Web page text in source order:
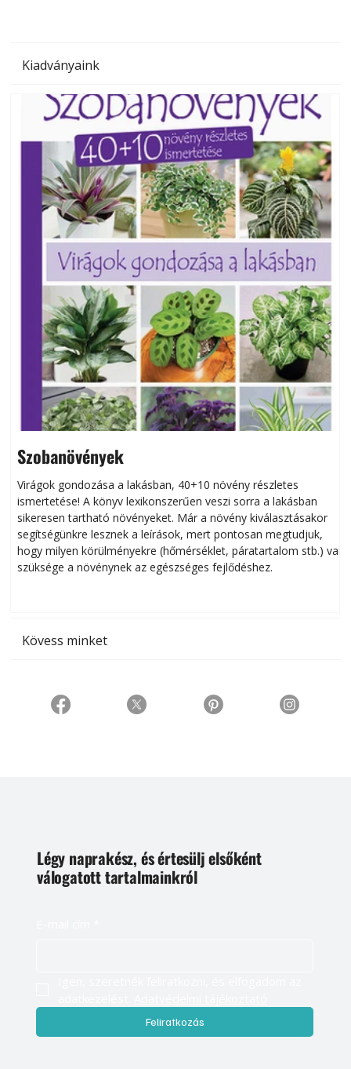
Kiadványaink
Szobanövények
Virágok gondozása a lakásban, 40+10 növény részletes
ismertetése! A könyv lexikonszerűen veszi sorra a lakásban
sikeresen tart­ha­tó növényeket. Már a növény kiválasztásakor
segítségünkre lesznek a leírások, mert pontosan megtudjuk,
hogy milyen körülményekre (hőmérséklet, páratartalom stb.) van
szüksége a növénynek az egészséges fejlődéshez.
Kövess minket
Légy naprakész, és értesülj elsőként
válogatott tartalmainkról
Feliratkozás